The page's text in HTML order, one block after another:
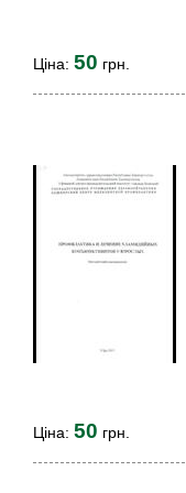
Ціна: 50 грн.
Ціна: 50 грн.